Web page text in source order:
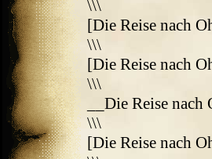
\\\
[Die Reise nach
\\\
[Die Reise nach
\\\
__Die Reise
\\\
[Die Reise nach